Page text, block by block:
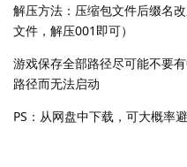
解压方法：压缩包文件后缀名
文件，解压001即可）
游戏保存全部路径尽可能不要
路径而无法启动
PS：从网盘中下载，可大概率